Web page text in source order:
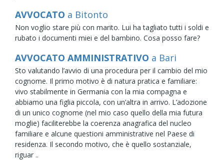
AVVOCATO a Bitonto
Non voglio stare più con marito. Lui ha tagliato tutti i soldi e
rubato i documenti miei e del bambino. Cosa posso fare?
AVVOCATO AMMINISTRATIVO a Bari
Sto valutando l’avvio di una procedura per il cambio del mio
cognome. Il primo motivo è di natura pratica e familiare:
vivo stabilmente in Germania con la mia compagna e
abbiamo una figlia piccola, con un’altra in arrivo. L’adozione
di un unico cognome (nel mio caso quello della mia futura
moglie) faciliterebbe la coerenza anagrafica del nucleo
familiare e alcune questioni amministrative nel Paese di
residenza. Il secondo motivo, che è quello sostanziale,
riguar ..